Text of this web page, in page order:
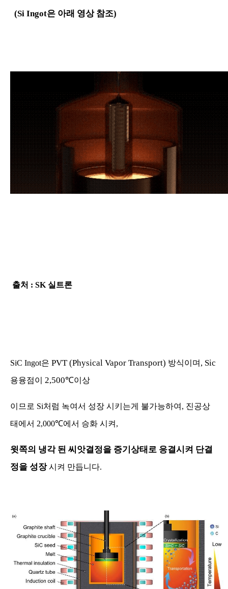
(Si Ingot은 아래 영상 참조)
출처 : SK 실트론
SiC Ingot은 PVT (Physical Vapor Transport) 방식이며 , Sic
용융점이 2,500℃이상
이므로 Si처럼 녹여서 성장 시키는게 불가능하여 , 진공상
태에서 2,000℃에서 승화 시켜 ,
윗쪽의 냉각 된 씨앗결정을 증기상태로 응결시켜 단결
정을 성장시켜 만듭니다.